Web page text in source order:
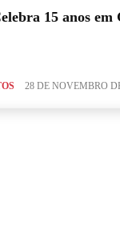
15 anos em
28 DE NOVEMBRO